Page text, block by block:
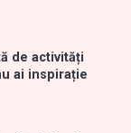
de activități
ai inspirație